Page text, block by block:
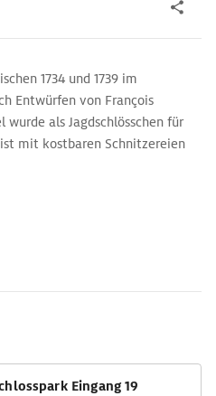
1734 und 1739 im
Entwürfen von François
wurde als Jagdschlösschen für
mit kostbaren Schnitzereien
Eingang 19